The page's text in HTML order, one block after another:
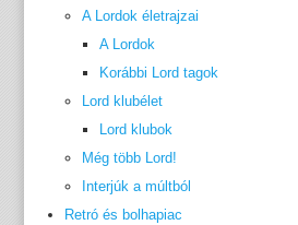
A Lordok életrajzai
A Lordok
Korábbi Lord tagok
Lord klubélet
Lord klubok
Még több Lord!
Interjúk a múltból
Retró és bolhapiac